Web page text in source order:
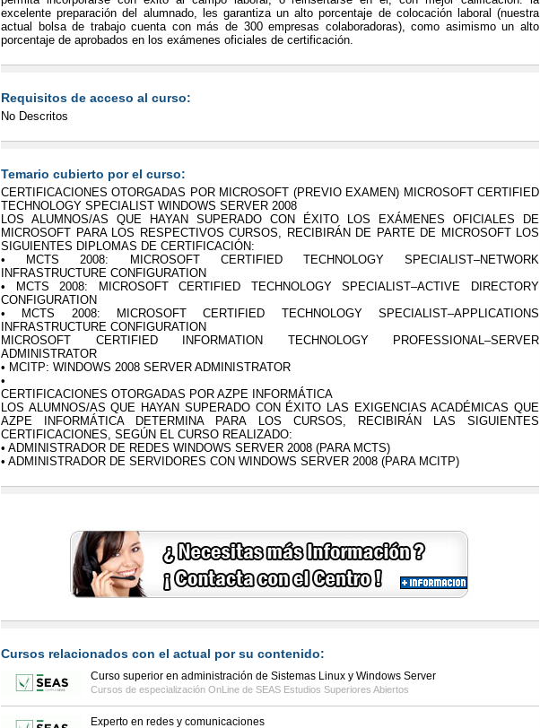
excelente preparación del alumnado, les garantiza un alto porcentaje de colocación laboral (nuestra
actual bolsa de trabajo cuenta con más de 300 empresas colaboradoras), como asimismo un alto
porcentaje de aprobados en los exámenes oficiales de certificación.
Requisitos de acceso al curso:
No Descritos
Temario cubierto por el curso:
CERTIFICACIONES OTORGADAS POR MICROSOFT (PREVIO EXAMEN) MICROSOFT CERTIFIED
TECHNOLOGY SPECIALIST WINDOWS SERVER 2008
LOS ALUMNOS/AS QUE HAYAN SUPERADO CON ÉXITO LOS EXÁMENES OFICIALES DE
MICROSOFT PARA LOS RESPECTIVOS CURSOS, RECIBIRÁN DE PARTE DE MICROSOFT LOS
SIGUIENTES DIPLOMAS DE CERTIFICACIÓN:
• MCTS 2008: MICROSOFT CERTIFIED TECHNOLOGY SPECIALIST–NETWORK
INFRASTRUCTURE CONFIGURATION
• MCTS 2008: MICROSOFT CERTIFIED TECHNOLOGY SPECIALIST–ACTIVE DIRECTORY
CONFIGURATION
• MCTS 2008: MICROSOFT CERTIFIED TECHNOLOGY SPECIALIST–APPLICATIONS
INFRASTRUCTURE CONFIGURATION
MICROSOFT CERTIFIED INFORMATION TECHNOLOGY PROFESSIONAL–SERVER
ADMINISTRATOR
• MCITP: WINDOWS 2008 SERVER ADMINISTRATOR
•
CERTIFICACIONES OTORGADAS POR AZPE INFORMÁTICA
LOS ALUMNOS/AS QUE HAYAN SUPERADO CON ÉXITO LAS EXIGENCIAS ACADÉMICAS QUE
AZPE INFORMÁTICA DETERMINA PARA LOS CURSOS, RECIBIRÁN LAS SIGUIENTES
CERTIFICACIONES, SEGÚN EL CURSO REALIZADO:
• ADMINISTRADOR DE REDES WINDOWS SERVER 2008 (PARA MCTS)
• ADMINISTRADOR DE SERVIDORES CON WINDOWS SERVER 2008 (PARA MCITP)
Cursos relacionados con el actual por su contenido:
Curso superior en administración de Sistemas Linux y Windows Server
Cursos de especialización OnLine de SEAS Estudios Superiores Abiertos
Experto en redes y comunicaciones